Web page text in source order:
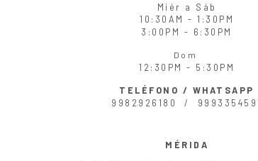
Miér a
Sáb
10:30AM - 1:30PM
3:00PM - 6:30PM
Dom
12:30PM - 5:30PM
TELÉFONO / WHATSAPP
9982926180 /
MÉRIDA